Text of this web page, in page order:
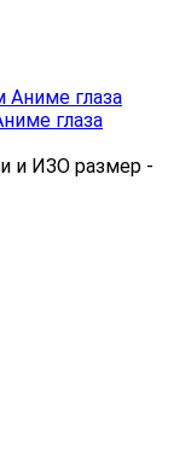
глаза
и ИЗО размер -